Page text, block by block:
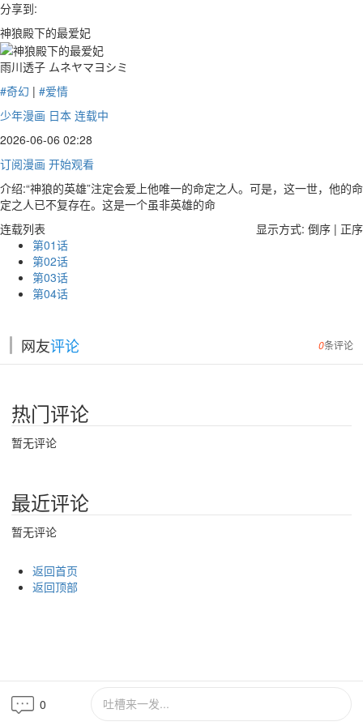
分享到:
神狼殿下的最爱妃
雨川透子 ムネヤマヨシミ
#奇幻 | #爱情
少年漫画 日本 连载中
2026-06-06 02:28
订阅漫画 开始观看
介绍:“神狼的英雄”注定会爱上他唯一的命定之人。可是，这一世，他的命
定之人已不复存在。这是一个虽非英雄的命
连载列表
显示方式: 倒序 | 正序
第01话
第02话
第03话
第04话
0条评论
网友评论
热门评论
暂无评论
最近评论
暂无评论
0 吐槽来一发...
返回首页
返回顶部